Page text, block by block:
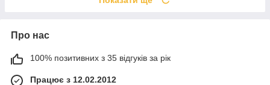
Про нас
100% позитивних з 35 відгуків за рік
Працює з 12.02.2012